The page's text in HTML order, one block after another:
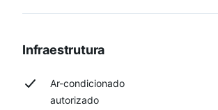
Infraestrutura
Ar-condicionado
autorizado